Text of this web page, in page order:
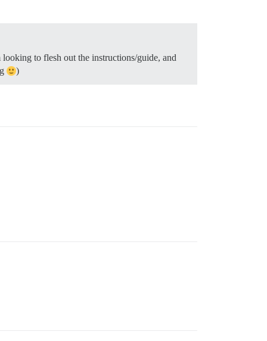
looking to flesh out the instructions/guide, and
)